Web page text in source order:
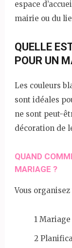
espace
mairie ou du
QUELLE
POUR UN
Les couleurs
sont idéales
ne sont peut-
décoration de
QUAND
MARIAGE ?
Vous
1
2